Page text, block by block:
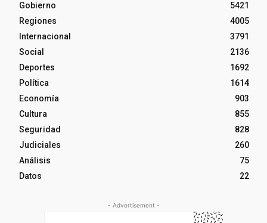
Gobierno
5421
Regiones
4005
Internacional
3791
Social
2136
Deportes
1692
Política
1614
Economía
903
Cultura
855
Seguridad
828
Judiciales
260
Análisis
75
Datos
22
- Advertisement -